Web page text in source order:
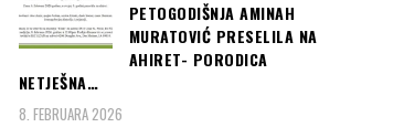
PETOGODIŠNJA AMINAH
MURATOVIĆ PRESELILA NA
AHIRET- PORODICA
NETJEŠNA…
8. FEBRUARA 2026